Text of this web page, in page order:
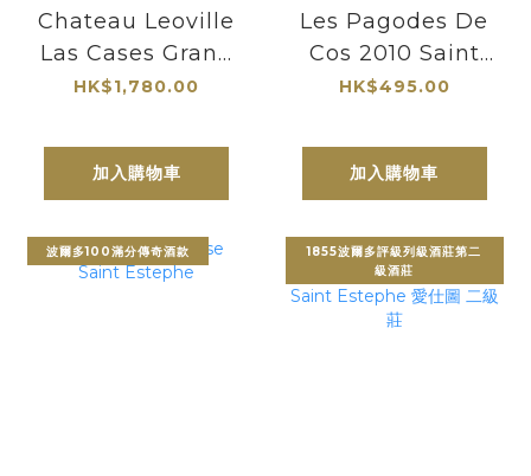
Chateau Leoville
Las Cases Grand
Vin de Leoville
Julien 雄獅酒莊
HK$1,780.00
加入購物車
Les Pagodes De
Cos 2010 Saint
Estephe 二級莊愛
HK$495.00
加入購物車
波爾多100滿分傳奇酒款
1855波爾多評級列級酒莊第二
級酒莊